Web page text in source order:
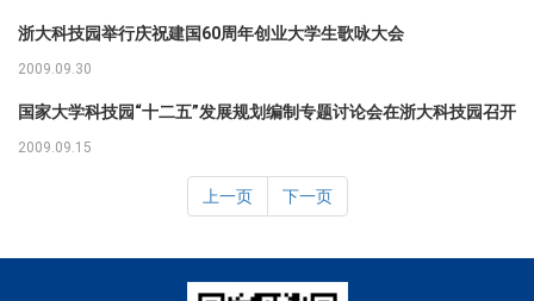
浙大科技园举行庆祝建国60周年创业大学生歌咏大会
2009.09.30
国家大学科技园“十二五”发展规划编制专题讨论会在浙大科技园召开
2009.09.15
上一页 下一页